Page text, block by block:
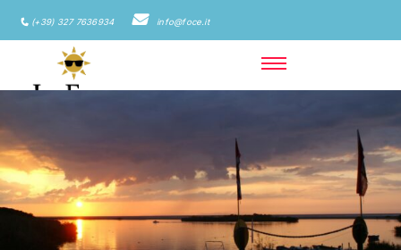
(+39) 327 7636934 info@foce.it